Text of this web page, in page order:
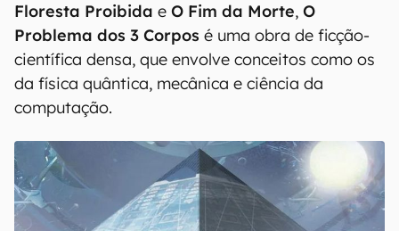
Floresta Proibida e O Fim da Morte, O
Problema dos 3 Corpos é uma obra de ficção-
científica densa, que envolve conceitos como os
da física quântica, mecânica e ciência da
computação.